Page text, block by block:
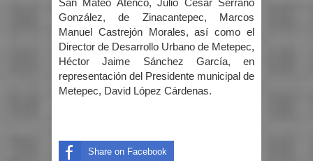
San Mateo Atenco, Julio César Serrano
González, de Zinacantepec, Marcos
Manuel Castrejón Morales, así como el
Director de Desarrollo Urbano de Metepec,
Héctor Jaime Sánchez García, en
representación del Presidente municipal de
Metepec, David López Cárdenas.
Share on Facebook